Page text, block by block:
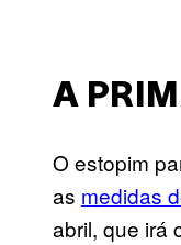
A
O estopim
as medidas
abril, que irá